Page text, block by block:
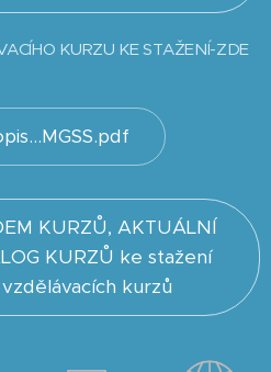
KURZU KE STAŽENÍ-ZDE
KURZŮ, AKTUÁLNÍ
KURZŮ ke stažení
kurzů